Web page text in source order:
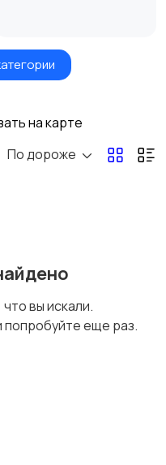
Самокаты и
Водные виды спорта
на карте
По дороже
вы искали.
попробуйте еще раз.